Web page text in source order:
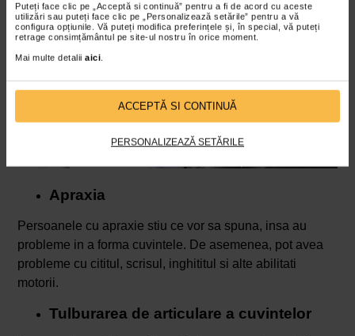
Puteți face clic pe „Acceptă si continuă” pentru a fi de acord cu aceste
utilizări sau puteți face clic pe „Personalizează setările” pentru a vă
configura opțiunile. Vă puteți modifica preferințele și, în special, vă puteți
retrage consimțământul pe site-ul nostru în orice moment.
Mai multe detalii aici.
ACCEPTĂ SI CONTINUĂ
PERSONALIZEAZĂ SETĂRILE
Apraxia
Persoanele cu apraxie stiu ce vor sa spuna, insa au
probleme in a forma cuvintele. De asemenea, pot avea
probleme cu cititul, scrisul, inghititul si alte abilitati
motorii.
Tulburarea de articulare a cuvintelor